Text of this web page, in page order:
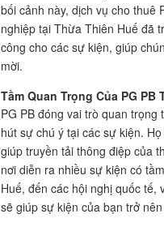
bối cảnh này, dịch vụ cho thuê
nghiệp tại Thừa Thiên Huế đã
công cho các sự kiện, giúp
mời.
Tầm Quan Trọng Của PG
PG PB đóng vai trò quan
hút sự chú ý tại các sự kiện.
giúp truyền tải thông điệp của
nơi diễn ra nhiều sự kiện có
Huế, đến các hội nghị quốc tế,
sẽ giúp sự kiện của bạn trở